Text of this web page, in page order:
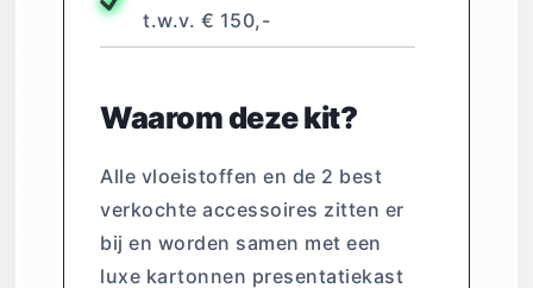
t.w.v. € 150,-
Waarom deze kit?
Alle vloeistoffen en de 2 best
verkochte accessoires zitten er
bij en worden samen met een
luxe kartonnen presentatiekast